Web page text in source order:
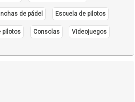
de pádel Escuela de pilotos
pilotos Consolas Videojuegos